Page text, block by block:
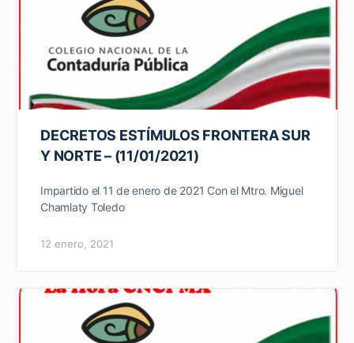
DECRETOS ESTÍMULOS FRONTERA SUR
Y NORTE – (11/01/2021)
Impartido el 11 de enero de 2021 Con el Mtro. Miguel
Chamlaty Toledo
12 enero, 2021